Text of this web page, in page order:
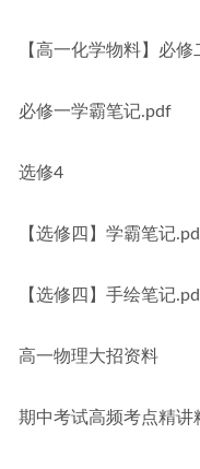
【高一化学物料】必
必修一学霸笔记.pdf
选修4
【选修四】学霸笔记
【选修四】手绘笔记
高一物理大招资料
期中考试高频考点精